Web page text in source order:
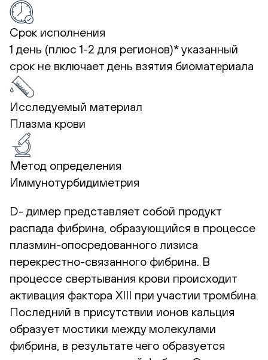
Срок исполнения
1 день (плюс 1-2 для регионов)*указанный
срок не включает день взятия биоматериала
Исследуемый материал
Плазма крови
Метод определения
Иммунотурбидиметрия
D- димер представляет собой продукт
распада фибрина, образующийся в процессе
плазмин-опосредованного лизиса
перекрестно-связанного фибрина. В
процессе свертывания крови происходит
активация фактора XIII при участии тромбина.
Последний в присутствии ионов кальция
образует мостики между молекулами
фибрина, в результате чего образуется